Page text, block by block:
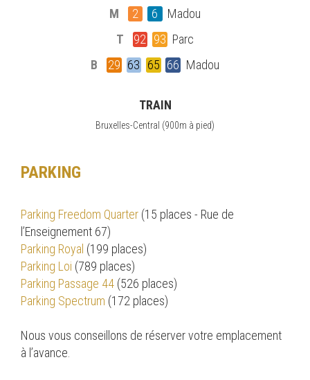
M
2 6
Madou
T
92 93 Parc
B
29 63 65 66 Madou
TRAIN
Bruxelles-Central (900m à pied)
PARKING
Parking Freedom Quarter (15 places - Rue de
l’Enseignement 67)
Parking Royal (199 places)
Parking Loi (789 places)
Parking Passage 44 (526 places)
Parking Spectrum (172 places)
Nous vous conseillons de réserver votre emplacement
à l’avance.